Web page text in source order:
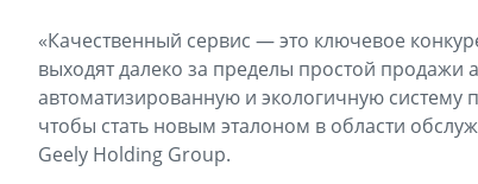
«Качественный сервис — это ключевое
выходят далеко за пределы простой
автоматизированную и экологичную систему
чтобы стать новым эталоном в области
Geely Holding Group.